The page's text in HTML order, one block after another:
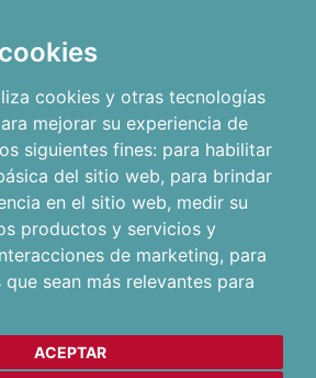
cookies y otras tecnologías
mejorar su experiencia de
siguientes fines: para habilitar
del sitio web, para brindar
en el sitio web, medir su
productos y servicios y
de marketing, para
sean más relevantes para
ACEPTAR